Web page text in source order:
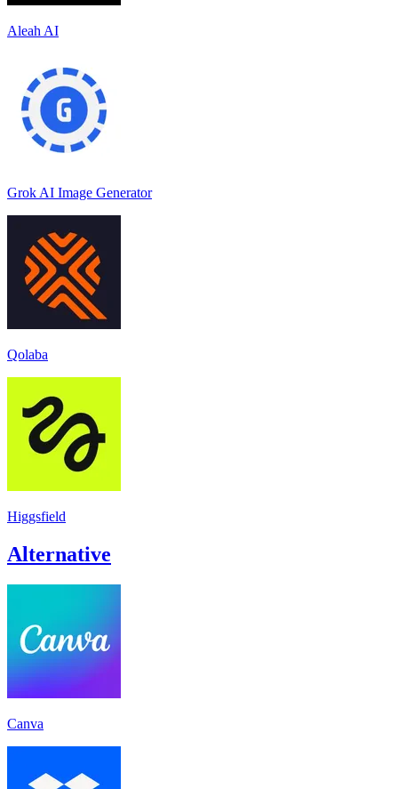
Aleah AI
Grok AI Image Generator
Qolaba
Higgsfield
Alternative
Canva